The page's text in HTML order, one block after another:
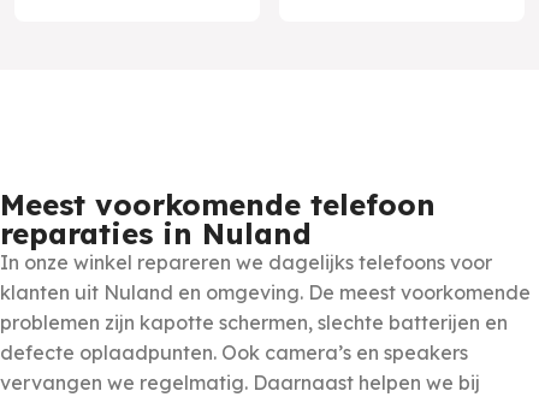
Meest voorkomende telefoon
reparaties in Nuland
In onze winkel repareren we dagelijks telefoons voor
klanten uit Nuland en omgeving. De meest voorkomende
problemen zijn kapotte schermen, slechte batterijen en
defecte oplaadpunten. Ook camera’s en speakers
vervangen we regelmatig. Daarnaast helpen we bij